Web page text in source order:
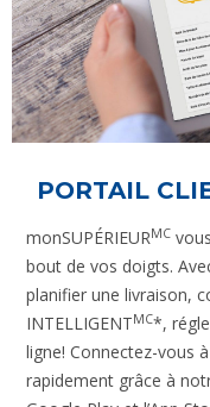
PORTAIL
monSUPÉRIEURMC
bout de vos doigts.
planifier une livraison,
INTELLIGENTMC*,
ligne! Connectez-vous
rapidement grâce à